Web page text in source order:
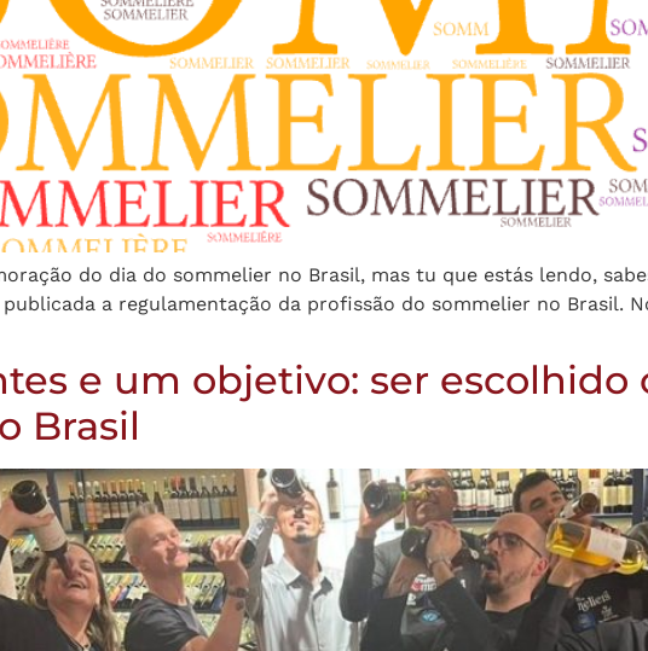
do dia do sommelier no Brasil, mas tu que estás lendo,
a regulamentação da profissão do sommelier no Brasil.
e um objetivo: ser
Brasil